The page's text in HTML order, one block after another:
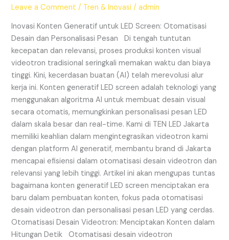
Leave a Comment / Tren & Inovasi /admin
Inovasi Konten Generatif untuk LED Screen: Otomatisasi
Desain dan Personalisasi Pesan Di tengah tuntutan
kecepatan dan relevansi, proses produksi konten visual
videotron tradisional seringkali memakan waktu dan biaya
tinggi. Kini, kecerdasan buatan (AI) telah merevolusi alur
kerja ini. Konten generatif LED screen adalah teknologi yang
menggunakan algoritma AI untuk membuat desain visual
secara otomatis, memungkinkan personalisasi pesan LED
dalam skala besar dan real-time. Kami di TEN LED Jakarta
memiliki keahlian dalam mengintegrasikan videotron kami
dengan platform AI generatif, membantu brand di Jakarta
mencapai efisiensi dalam otomatisasi desain videotron dan
relevansi yang lebih tinggi. Artikel ini akan mengupas tuntas
bagaimana konten generatif LED screen menciptakan era
baru dalam pembuatan konten, fokus pada otomatisasi
desain videotron dan personalisasi pesan LED yang cerdas.
Otomatisasi Desain Videotron: Menciptakan Konten dalam
Hitungan Detik Otomatisasi desain videotron
Screen:
Otomatisasi
Desain
dan
Personalisasi
Pesan